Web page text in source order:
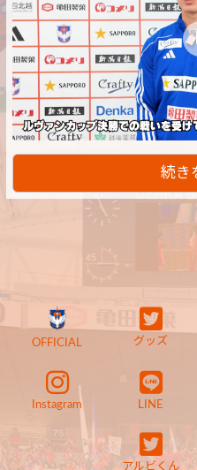
続き
OFFICIAL グッズ
Instagram LINE
アルビくん